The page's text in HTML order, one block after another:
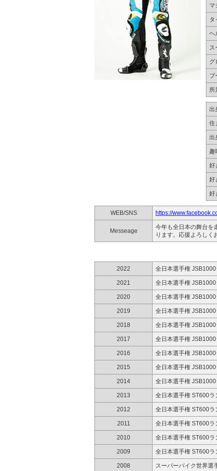
マ
タ
ヘ
ス
グ
ブ
所
出
住
出
趣
好
好
好
WEB/SNS https://
Messeage
今年も全日本の舞台を
ります。応援よろしく
2022 全日本選手権
2021 全日本選手権
2020 全日本選手権
2019 全日本選手権
2018 全日本選手権
2017 全日本選手権
2016 全日本選手権
2015 全日本選手権
2014 全日本選手権
2013 全日本選手権 ST600ラ
2012 全日本選手権 ST600ラ
2011 全日本選手権 ST600ラ
2010 全日本選手権 ST600ラ
2009 全日本選手権 ST600ラ
2008 スーパーバイク世界選